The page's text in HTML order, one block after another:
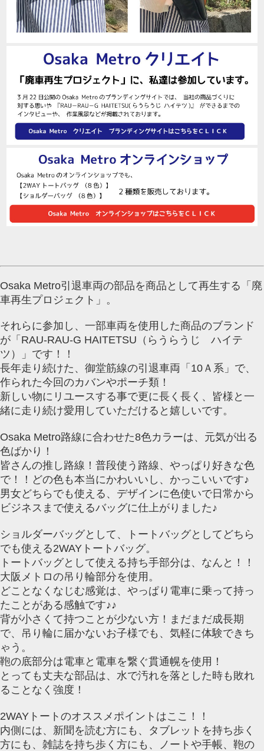
Osaka Metro引退車両の部品を商品として再生する「廃
車再生プロジェクト」。
それらに参加し、一部車両を使用した商品のブランド
が「RAU-RAU-G HAITETSU（らうらうじ ハイテ
ツ）」です！！
長年走り続けた、御堂筋線の引退車両「10Ａ系」で、
作られた今回のカバンやポーチ類！
新しい物にリユースする事で更に長く長く、皆様と一
緒に走り続け愛用していただけると嬉しいです。
Osaka Metro路線に合わせた8色カラーは、元気が出る
色ばかり！
皆さんの推し路線！普段使う路線、やっぱり好きな色
で！！どの色も本当にかわいいし、かっこいいです♪
男女どちらでも使える、デザインに色使いで日常から
ビジネスまで使えるバッグに仕上がりました♪
ショルダーバッグとして、トートバッグとしてどちら
でも使える2WAYトートバッグ。
トートバッグとして使える持ち手部分は、なんと！！
大阪メトロの吊り輪部分を使用。
どことなくなじむ感覚は、やっぱり電車に乗って持っ
たことがある感触です♪♪
背が小さくて持つことが少ない方！まだまだ成長期
で、吊り輪に届かないお子様でも、気軽に体験できち
ゃう。
鞄の底部分は電車と電車を繋ぐ貫通幌を使用！
とっても丈夫な部品は、水で汚れを落とした時も敗れ
ることなく強度！
2WAYトートのオススメポイントはここ！！
内側には、新聞を読む方にも、タブレットを持ち歩く
方にも、雑誌を持ち歩く方にも、ノートや手帳、鞄の